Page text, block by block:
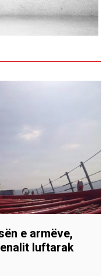
e armëve,
luftarak